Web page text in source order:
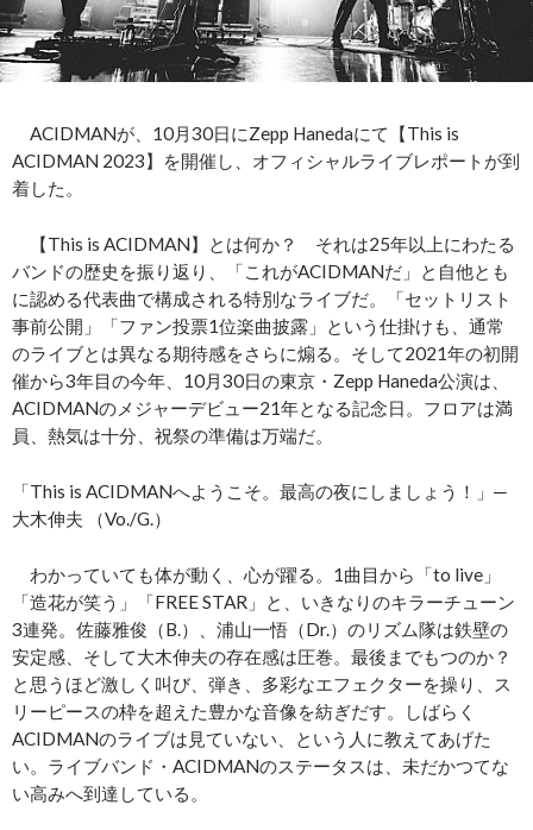
ACIDMANが、10月30日にZepp Hanedaにて【This is
ACIDMAN 2023】を開催し、オフィシャルライブレポートが到
着した。
【This is ACIDMAN】とは何か？ それは25年以上にわたる
バンドの歴史を振り返り、「これがACIDMANだ」と自他とも
に認める代表曲で構成される特別なライブだ。「セットリスト
事前公開」「ファン投票1位楽曲披露」という仕掛けも、通常
のライブとは異なる期待感をさらに煽る。そして2021年の初開
催から3年目の今年、10月30日の東京・Zepp Haneda公演は、
ACIDMANのメジャーデビュー21年となる記念日。フロアは満
員、熱気は十分、祝祭の準備は万端だ。
「This is ACIDMANへようこそ。最高の夜にしましょう！」─
大木伸夫 （Vo./G.）
わかっていても体が動く、心が躍る。1曲目から「to live」
「造花が笑う」「FREE STAR」と、いきなりのキラーチューン
3連発。佐藤雅俊（B.）、浦山一悟（Dr.）のリズム隊は鉄壁の
安定感、そして大木伸夫の存在感は圧巻。最後までもつのか？
と思うほど激しく叫び、弾き、多彩なエフェクターを操り、ス
リーピースの枠を超えた豊かな音像を紡ぎだす。しばらく
ACIDMANのライブは見ていない、という人に教えてあげた
い。ライブバンド・ACIDMANのステータスは、未だかつてな
い高みへ到達している。